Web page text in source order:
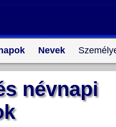
Nevek
névnapi